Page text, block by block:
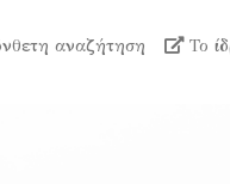
αναζήτηση Το